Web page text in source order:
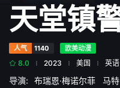
天堂镇
人气 1140 欧美动漫
8.0 2023 美国 英语
导演: 布瑞恩·梅诺尔菲 马